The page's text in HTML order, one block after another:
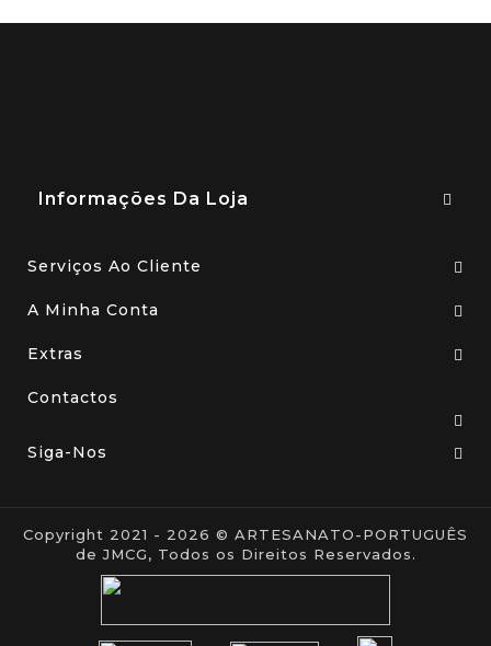
Informações Da Loja
Serviços Ao Cliente
A Minha Conta
Extras
Contactos
Siga-Nos
Copyright 2021 - 2026 © ARTESANATO-PORTUGUÊS
de JMCG, Todos os Direitos Reservados.